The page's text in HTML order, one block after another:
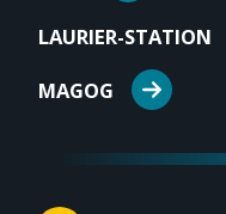
LAURIER-STATION
MAGOG